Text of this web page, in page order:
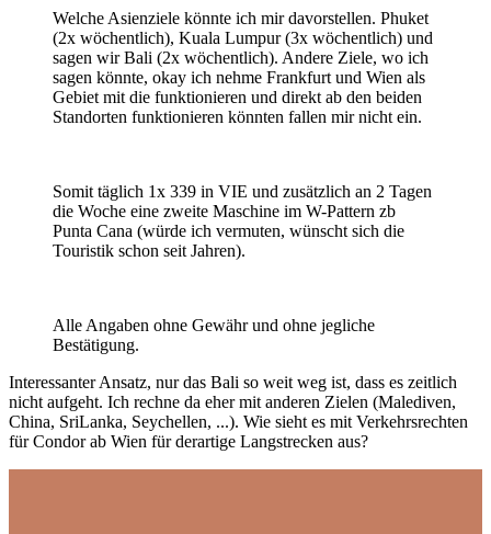
Welche Asienziele könnte ich mir davorstellen. Phuket
(2x wöchentlich), Kuala Lumpur (3x wöchentlich) und
sagen wir Bali (2x wöchentlich). Andere Ziele, wo ich
sagen könnte, okay ich nehme Frankfurt und Wien als
Gebiet mit die funktionieren und direkt ab den beiden
Standorten funktionieren könnten fallen mir nicht ein.
Somit täglich 1x 339 in VIE und zusätzlich an 2 Tagen
die Woche eine zweite Maschine im W-Pattern zb
Punta Cana (würde ich vermuten, wünscht sich die
Touristik schon seit Jahren).
Alle Angaben ohne Gewähr und ohne jegliche
Bestätigung.
Interessanter Ansatz, nur das Bali so weit weg ist, dass es zeitlich
nicht aufgeht. Ich rechne da eher mit anderen Zielen (Malediven,
China, SriLanka, Seychellen, ...). Wie sieht es mit Verkehrsrechten
für Condor ab Wien für derartige Langstrecken aus?